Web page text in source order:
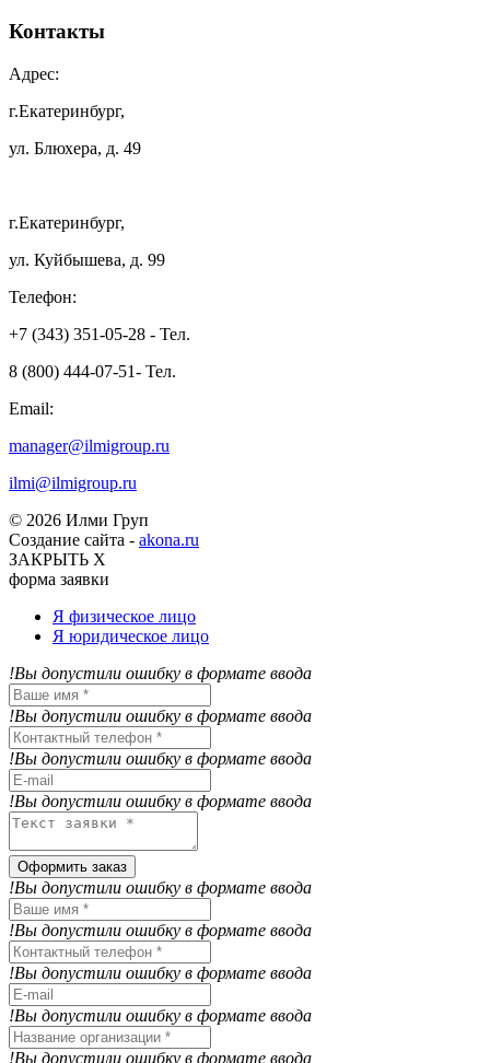
Контакты
Адрес:
г.Екатеринбург,
ул. Блюхера, д. 49
г.Екатеринбург,
ул. Куйбышева, д. 99
Телефон:
+7 (343) 351-05-28 - Тел.
8 (800) 444-07-51- Тел.
Email:
manager@ilmigroup.ru
ilmi@ilmigroup.ru
© 2026 Илми Груп
Создание сайта - akona.ru
ЗАКРЫТЬ Х
форма заявки
Я физическое лицо
Я юридическое лицо
!Вы допустили ошибку в формате ввода
!Вы допустили ошибку в формате ввода
!Вы допустили ошибку в формате ввода
!Вы допустили ошибку в формате ввода
Оформить заказ
!Вы допустили ошибку в формате ввода
!Вы допустили ошибку в формате ввода
!Вы допустили ошибку в формате ввода
!Вы допустили ошибку в формате ввода
!Вы допустили ошибку в формате ввода